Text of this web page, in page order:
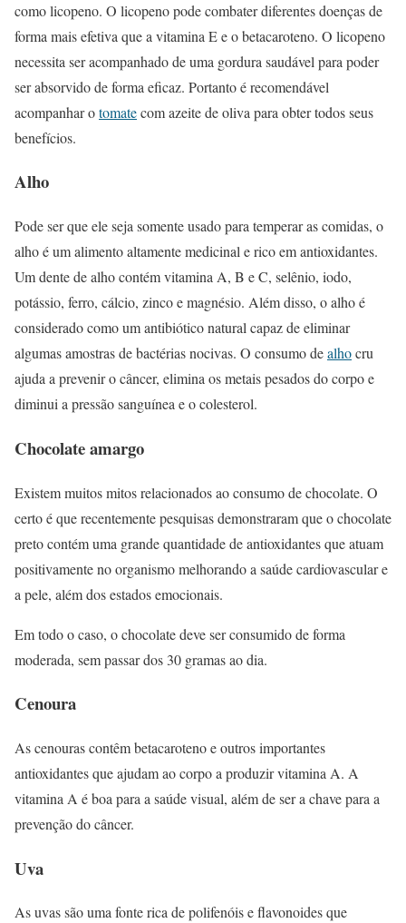
como licopeno. O licopeno pode combater diferentes doenças de
forma mais efetiva que a vitamina E e o betacaroteno. O licopeno
necessita ser acompanhado de uma gordura saudável para poder
ser absorvido de forma eficaz. Portanto é recomendável
acompanhar otomatecom azeite de oliva para obter todos seus
benefícios.
Alho
Pode ser que ele seja somente usado para temperar as comidas, o
alho é um alimento altamente medicinal e rico em antioxidantes.
Um dente de alho contém vitamina A, B e C, selênio, iodo,
potássio, ferro, cálcio, zinco e magnésio. Além disso, o alho é
considerado como um antibiótico natural capaz de eliminar
algumas amostras de bactérias nocivas. O consumo dealhocru
ajuda a prevenir o câncer, elimina os metais pesados do corpo e
diminui a pressão sanguínea e o colesterol.
Chocolate amargo
Existem muitos mitos relacionados ao consumo de chocolate. O
certo é que recentemente pesquisas demonstraram que o chocolate
preto contém uma grande quantidade de antioxidantes que atuam
positivamente no organismo melhorando a saúde cardiovascular e
a pele, além dos estados emocionais.
Em todo o caso, o chocolate deve ser consumido de forma
moderada, sem passar dos 30 gramas ao dia.
Cenoura
As cenouras contêm betacaroteno e outros importantes
antioxidantes que ajudam ao corpo a produzir vitamina A. A
vitamina A é boa para a saúde visual, além de ser a chave para a
prevenção do câncer.
Uva
As uvas são uma fonte rica de polifenóis e flavonoides que